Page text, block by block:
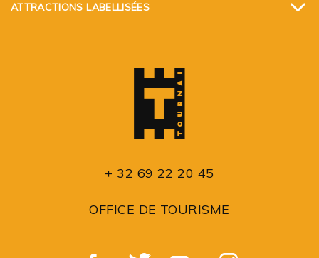
ATTRACTIONS LABELLISÉES
+ 32 69 22 20 45
OFFICE DE TOURISME